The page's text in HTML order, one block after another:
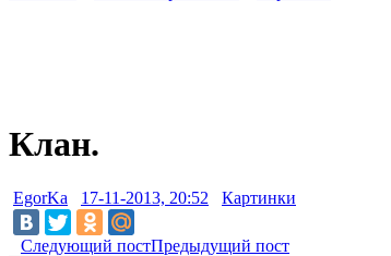
Клан.
EgorKa 17-11-2013, 20:52 Картинки
Следующий постПредыдущий пост